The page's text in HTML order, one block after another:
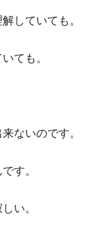
していても。
ても。
ないのです。
す。
しい。